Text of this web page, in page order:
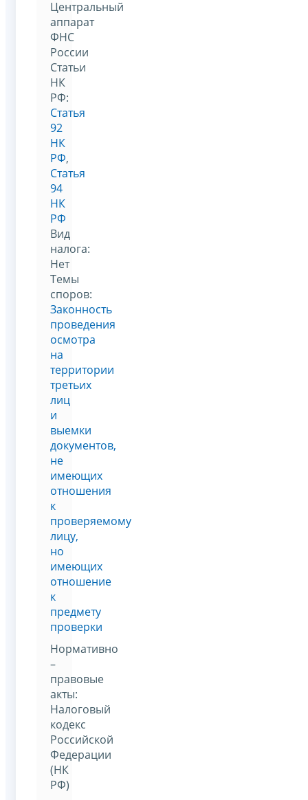
Центральный
аппарат
ФНС
России
Статьи
НК
РФ:
Статья
92
НК
РФ,
Статья
94
НК
РФ
Вид
налога:
Нет
Темы
споров:
Законность
проведения
осмотра
на
территории
третьих
лиц
и
выемки
документов,
не
имеющих
отношения
к
проверяемому
лицу,
но
имеющих
отношение
к
предмету
проверки
Нормативно
–
правовые
акты:
Налоговый
кодекс
Российской
Федерации
(НК
РФ)